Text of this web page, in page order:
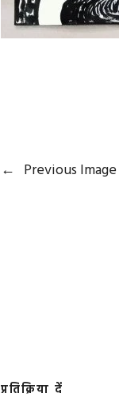
← Previous Image
प्रतिक्रिया दें